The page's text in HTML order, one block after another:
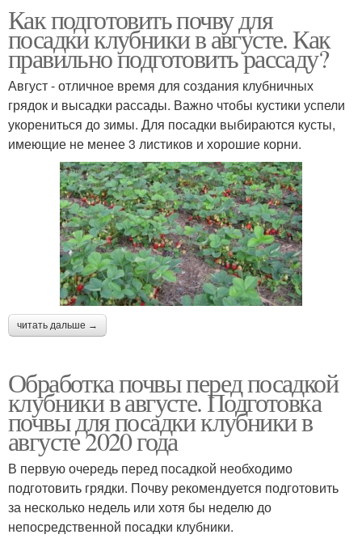
Как подготовить почву для
посадки клубники в августе. Как
правильно подготовить рассаду?
Август - отличное время для создания клубничных
грядок и высадки рассады. Важно чтобы кустики успели
укорениться до зимы. Для посадки выбираются кусты,
имеющие не менее 3 листиков и хорошие корни.
читать дальше →
Обработка почвы перед посадкой
клубники в августе. Подготовка
почвы для посадки клубники в
августе 2020 года
В первую очередь перед посадкой необходимо
подготовить грядки. Почву рекомендуется подготовить
за несколько недель или хотя бы неделю до
непосредственной посадки клубники.